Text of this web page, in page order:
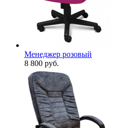
Менеджер розовый
8 800 руб.